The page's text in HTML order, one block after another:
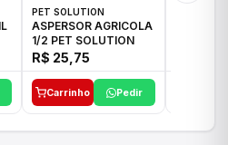
PET SOLUTION
ASPERSOR AGRICOLA
1/2 PET SOLUTION
R$ 25,75
Carrinho Pedir